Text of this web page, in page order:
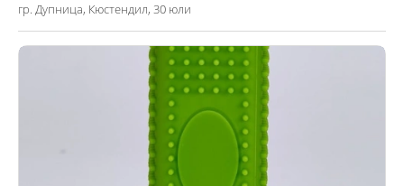
гр. Дупница, Кюстендил, 30 юли